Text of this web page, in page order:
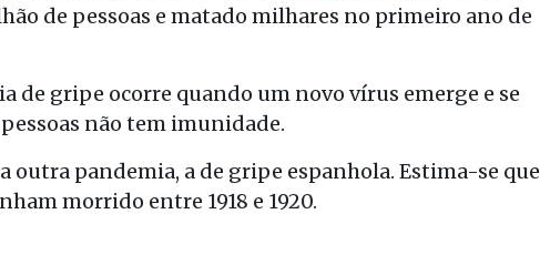
de pessoas e matado milhares no primeiro ano de
de gripe ocorre quando um novo vírus emerge e se
não tem imunidade.
outra pandemia, a de gripe espanhola. Estima-se que
morrido entre 1918 e 1920.